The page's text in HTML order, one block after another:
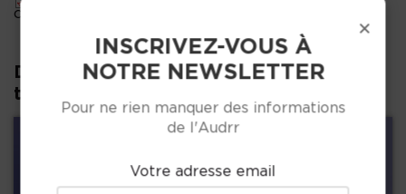
d'Enseignement Supérieur et de Recherche
D'autres publications dans la même
thématique :
×
INSCRIVEZ-VOUS À
NOTRE NEWSLETTER
Pour ne rien manquer des informations
de l'Audrr
Votre adresse email